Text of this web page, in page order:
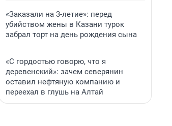
«Заказали на 3-летие»: перед
убийством жены в Казани турок
забрал торт на день рождения сына
«С гордостью говорю, что я
деревенский»: зачем северянин
оставил нефтяную компанию и
переехал в глушь на Алтай